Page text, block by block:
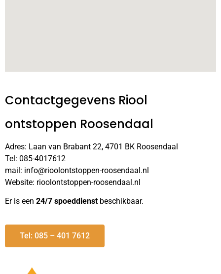
Contactgegevens Riool
ontstoppen Roosendaal
Adres: Laan van Brabant 22, 4701 BK Roosendaal
Tel: 085-4017612
mail: info@rioolontstoppen-roosendaal.nl
Website: rioolontstoppen-roosendaal.nl
Er is een 24/7 spoeddienst beschikbaar.
Tel: 085 – 401 7612